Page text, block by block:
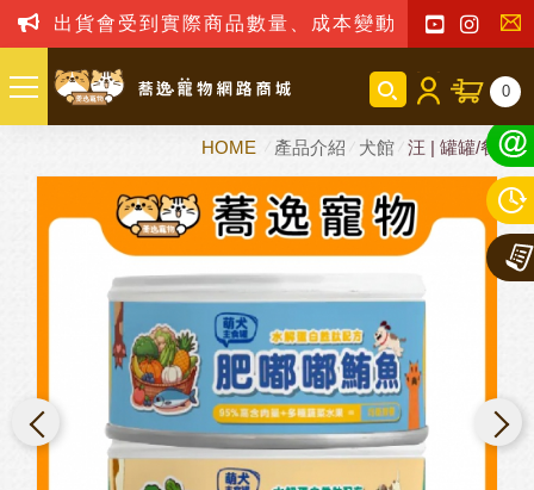
出貨會受到實際商品數量、成本變動之影響，我
聯
我
們
0
HOME 產品介紹 犬館 汪 | 罐罐/餐包